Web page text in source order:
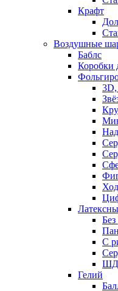
Крафт
Воздушные
Баблс
Коробки
3D,
С
Гелий